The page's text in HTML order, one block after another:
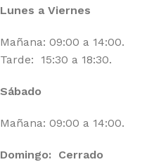
Lunes a Viernes
Mañana: 09:00 a 14:00.
Tarde: 15:30 a 18:30.
Sábado
Mañana: 09:00 a 14:00.
Domingo: Cerrado